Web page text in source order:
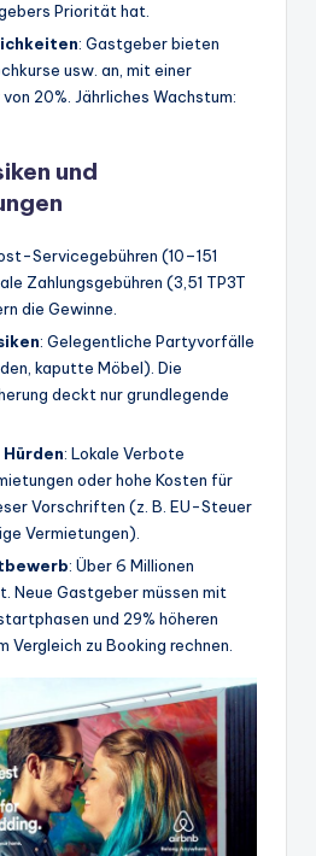
Priorität hat.
: Gastgeber bieten
usw. an, mit einer
20%. Jährliches Wachstum:
und
Servicegebühren (10–151
Zahlungsgebühren (3,51 TP3T
die Gewinne.
: Gelegentliche Partyvorfälle
kaputte Möbel). Die
deckt nur grundlegende
: Lokale Verbote
oder hohe Kosten für
Vorschriften (z. B. EU-Steuer
Vermietungen).
: Über 6 Millionen
Neue Gastgeber müssen mit
und 29% höheren
Vergleich zu Booking rechnen.